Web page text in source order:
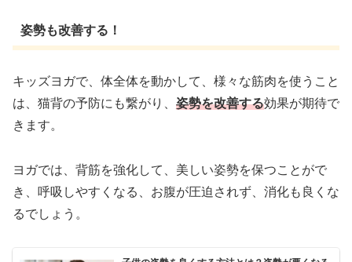
姿勢も改善する！
キッズヨガで、体全体を動かして、様々な筋肉を使うこと
は、猫背の予防にも繋がり、 姿勢を改善する効果が期待で
きます。
ヨガでは、背筋を強化して、美しい姿勢を保つことがで
き、呼吸しやすくなる、お腹が圧迫されず、消化も良くな
るでしょう。